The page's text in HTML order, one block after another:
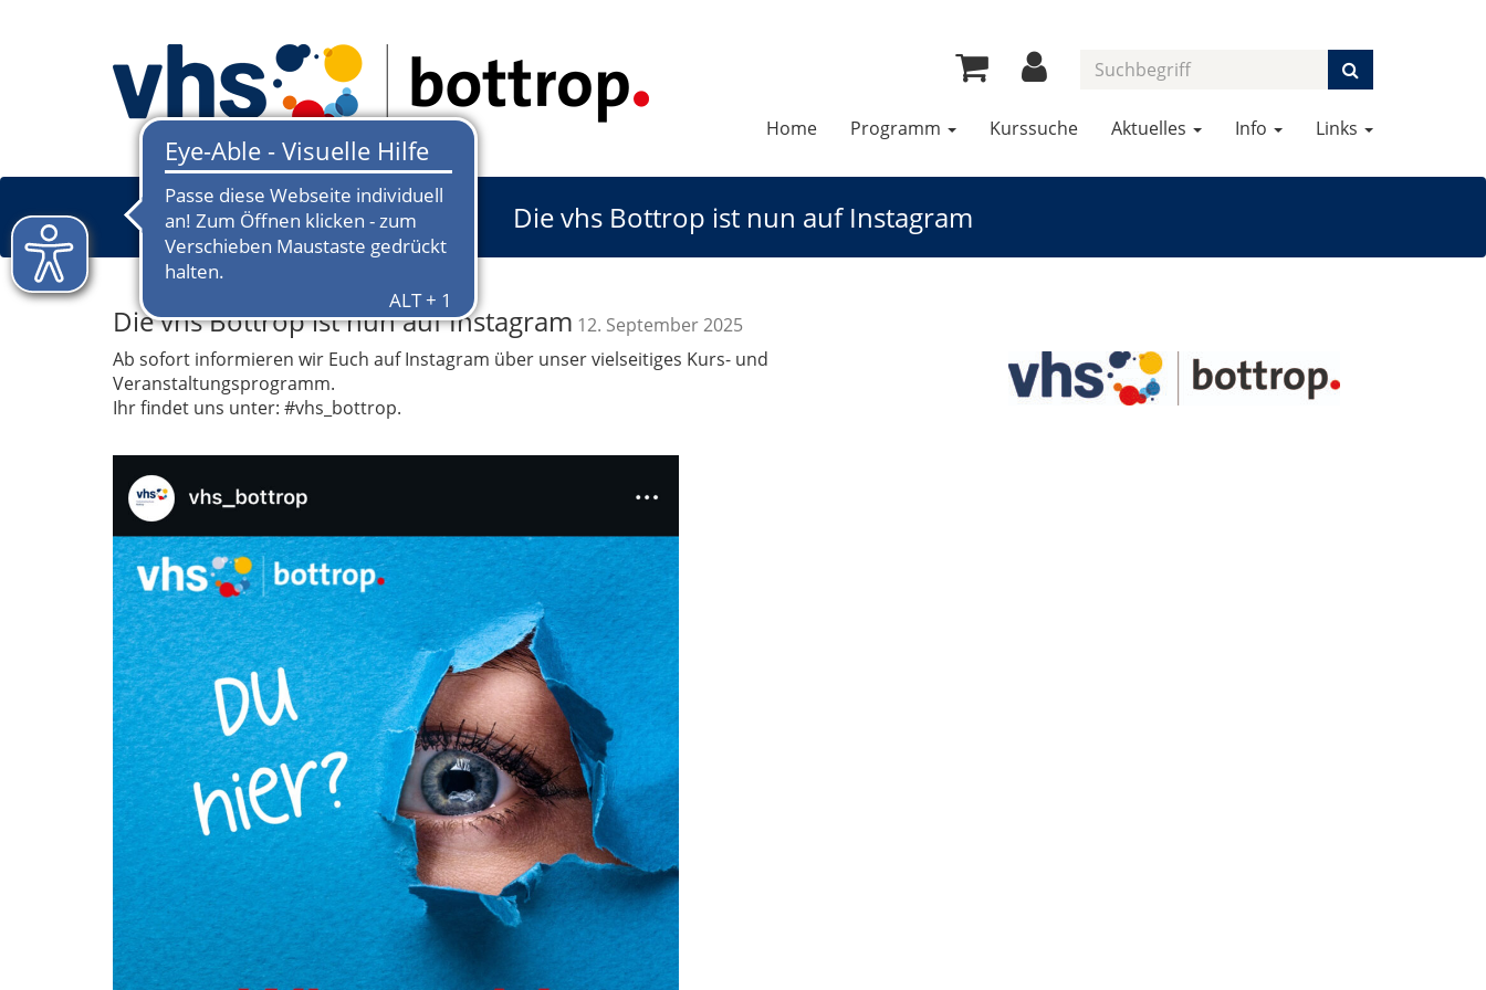
Home Programm Kurssuche Aktuelles Info Links
Die vhs Bottrop ist nun auf Instagram
Die vhs Bottrop ist nun auf Instagram 12. September 2025
Ab sofort informieren wir Euch auf Instagram über unser vielseitiges Kurs- und
Veranstaltungsprogramm.
Ihr findet uns unter: #vhs_bottrop.